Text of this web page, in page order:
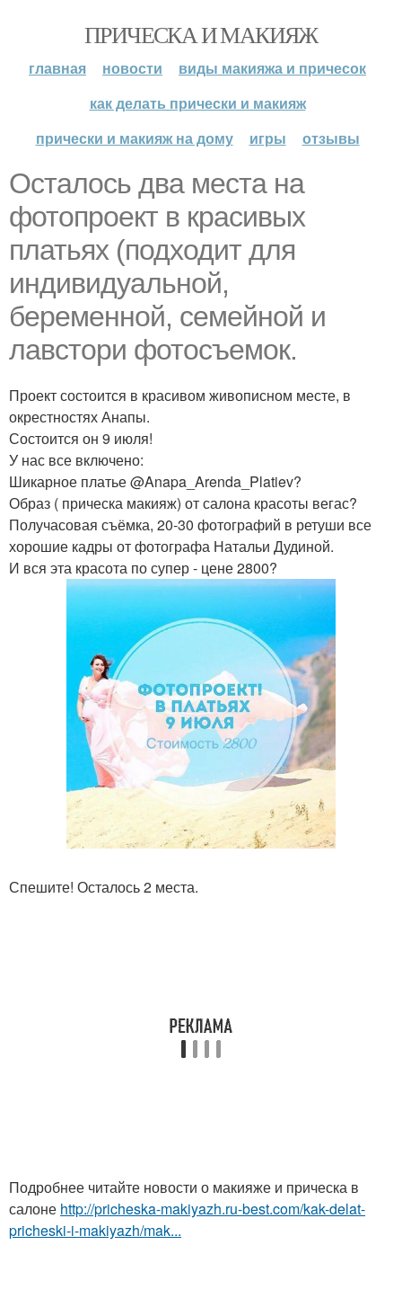
ПРИЧЕСКА И МАКИЯЖ
главная новости
виды макияжа и причесок
как делать прически и макияж
прически и макияж на дому
игры отзывы
Осталось два места на
фотопроект в красивых
платьях (подходит для
индивидуальной,
беременной, семейной и
лавстори фотосъемок.
Проект состоится в красивом живописном месте, в
окрестностях Анапы.
Состоится он 9 июля!
У нас все включено:
Шикарное платье @Anapa_Arenda_Platiev?
Образ ( прическа макияж) от салона красоты вегас?
Получасовая съёмка, 20-30 фотографий в ретуши все
хорошие кадры от фотографа Натальи Дудиной.
И вся эта красота по супер - цене 2800?
Спешите! Осталось 2 места.
Подробнее читайте новости о макияже и прическа в
салоне http://pricheska-makiyazh.ru-best.com/kak-delat-
pricheski-i-makiyazh/mak...